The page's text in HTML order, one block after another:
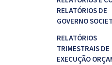
RELATÓRIOS DE
GOVERNO
RELATÓRIOS
TRIMESTRAIS DE
EXECUÇÃO